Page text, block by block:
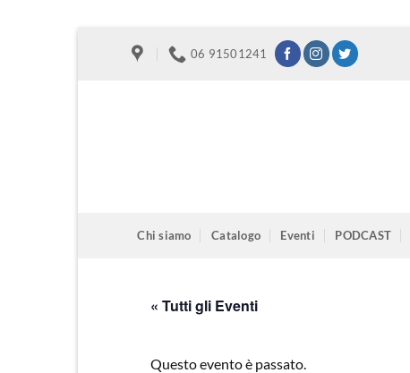
06 91501241
Chi siamo Catalogo Eventi PODCAST
« Tutti gli Eventi
Questo evento è passato.